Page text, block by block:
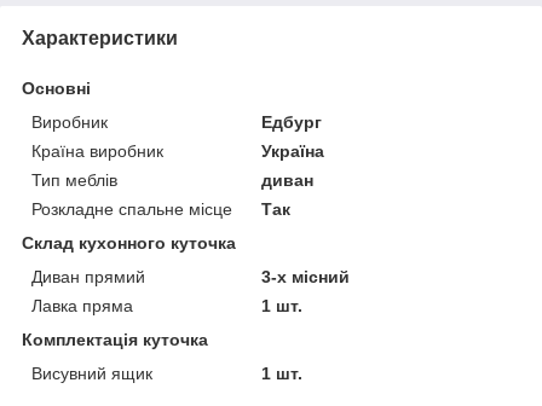
Характеристики
Основні
Виробник
Едбург
Країна виробник
Україна
Тип меблів
диван
Розкладне спальне місце
Так
Склад кухонного куточка
Диван прямий
3-х місний
Лавка пряма
1 шт.
Комплектація куточка
Висувний ящик
1 шт.